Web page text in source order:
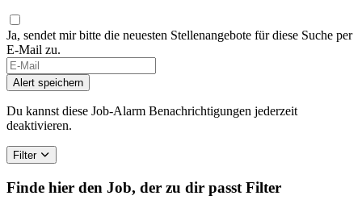
Ja, sendet mir bitte die neuesten Stellenangebote für diese Suche per
E-Mail zu.
Alert speichern
Du kannst diese Job-Alarm Benachrichtigungen jederzeit
deaktivieren.
Filter
Finde hier den Job, der zu dir passt Filter